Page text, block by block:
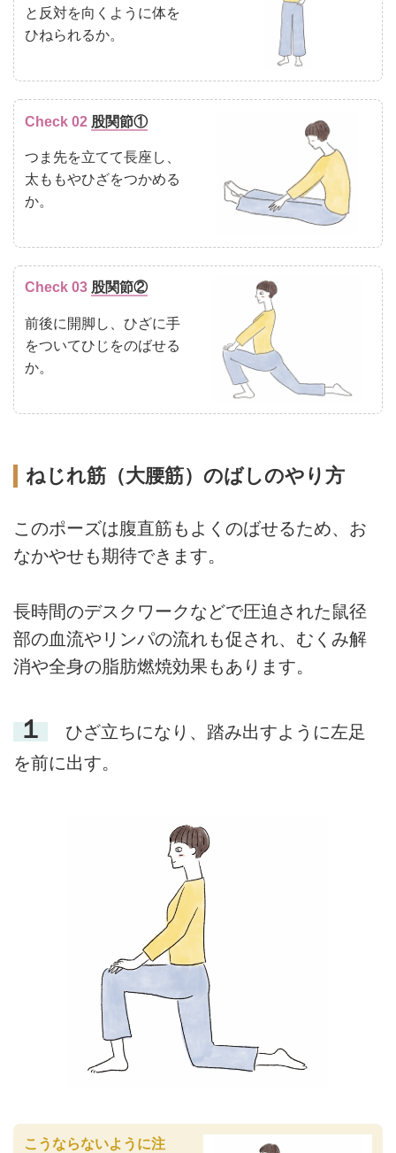
と反対を向くように体を
ひねられるか。
Check 02 股関節①
つま先を立てて長座し、
太ももやひざをつかめる
か。
Check 03 股関節②
前後に開脚し、ひざに手
をついてひじをのばせる
か。
ねじれ筋（大腰筋）のばしのやり方
このポーズは腹直筋もよくのばせるため、お
なかやせも期待できます。
長時間のデスクワークなどで圧迫された鼠径
部の血流やリンパの流れも促され、むくみ解
消や全身の脂肪燃焼効果もあります。
１
ひざ立ちになり、踏み出すように左足
を前に出す。
こうならないように注